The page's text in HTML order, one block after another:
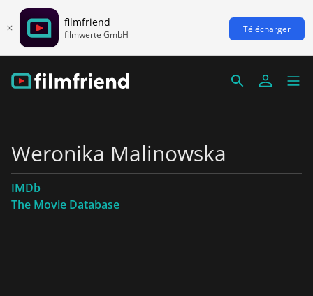
filmfriend
filmwerte GmbH Télécharger
Weronika Malinowska
IMDb
The Movie Database